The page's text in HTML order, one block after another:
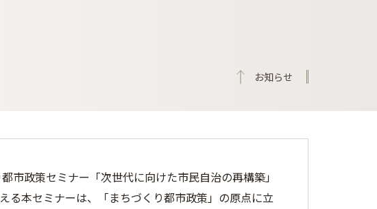
お知らせ
市政策セミナー「次世代に向けた市民自治の再構築」
る本セミナーは、「まちづくり都市政策」の原点に立